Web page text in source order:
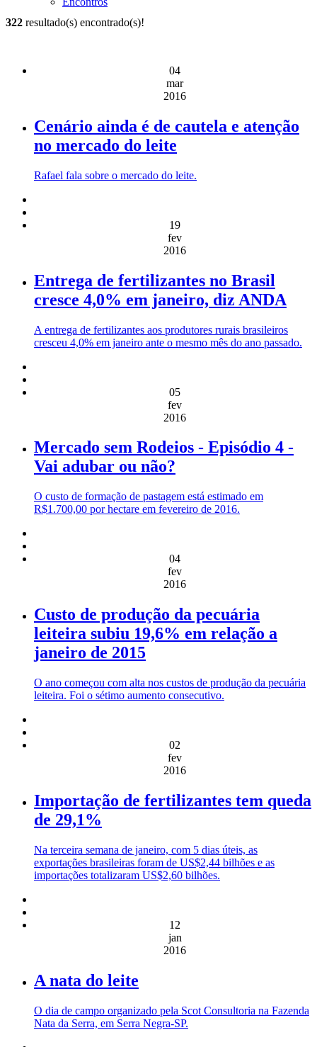
322 resultado(s) encontrado(s)!
04
mar
2016
Cenário ainda é de cautela e atenção
no mercado do leite
Rafael fala sobre o mercado do leite.
19
fev
2016
Entrega de fertilizantes no Brasil
cresce 4,0% em janeiro, diz ANDA
A entrega de fertilizantes aos produtores rurais brasileiros
cresceu 4,0% em janeiro ante o mesmo mês do ano passado.
05
fev
2016
Mercado sem Rodeios - Episódio 4 -
Vai adubar ou não?
O custo de formação de pastagem está estimado em
R$1.700,00 por hectare em fevereiro de 2016.
04
fev
2016
Custo de produção da pecuária
leiteira subiu 19,6% em relação a
janeiro de 2015
O ano começou com alta nos custos de produção da pecuária
leiteira. Foi o sétimo aumento consecutivo.
02
fev
2016
Importação de fertilizantes tem queda
de 29,1%
Na terceira semana de janeiro, com 5 dias úteis, as
exportações brasileiras foram de US$2,44 bilhões e as
importações totalizaram US$2,60 bilhões.
12
jan
2016
A nata do leite
O dia de campo organizado pela Scot Consultoria na Fazenda
Nata da Serra, em Serra Negra-SP.